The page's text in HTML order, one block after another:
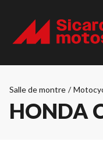
Salle de montre /
HONDA